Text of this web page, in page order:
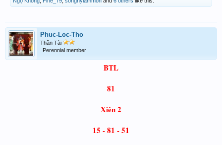
Phuc-Loc-Tho
Thần Tài
Perennial member
BTL
81
Xiên 2
15 - 81 - 51